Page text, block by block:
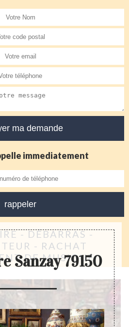
immediatement
- DÉBARRAS -
- RACHAT
DE MUSIQUE
Sanzay 79150